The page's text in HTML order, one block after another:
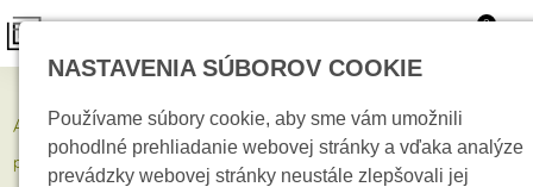
0
AJAX FireProtect Heat White Bezdrôtový adresovateľný detektor
požiaru
NASTAVENIA SÚBOROV COOKIE
Používame súbory cookie, aby sme vám umožnili
pohodlné prehliadanie webovej stránky a vďaka analýze
prevádzky webovej stránky neustále zlepšovali jej